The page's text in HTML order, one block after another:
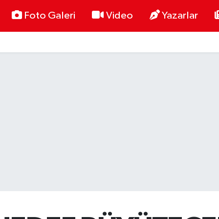
Foto Galeri Video Yazarlar